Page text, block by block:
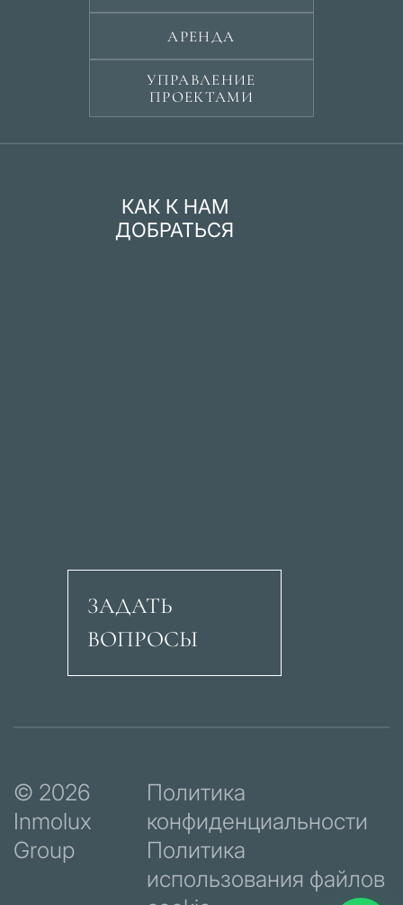
АРЕНДА
УПРАВЛЕНИЕ
ПРОЕКТАМИ
КАК К НАМ
ДОБРАТЬСЯ
Авеню Рикардо
ЗАДАТЬ
ВОПРОСЫ
© 2026
Inmolux
Group
Политика
конфиденциальности
Политика
использования файлов